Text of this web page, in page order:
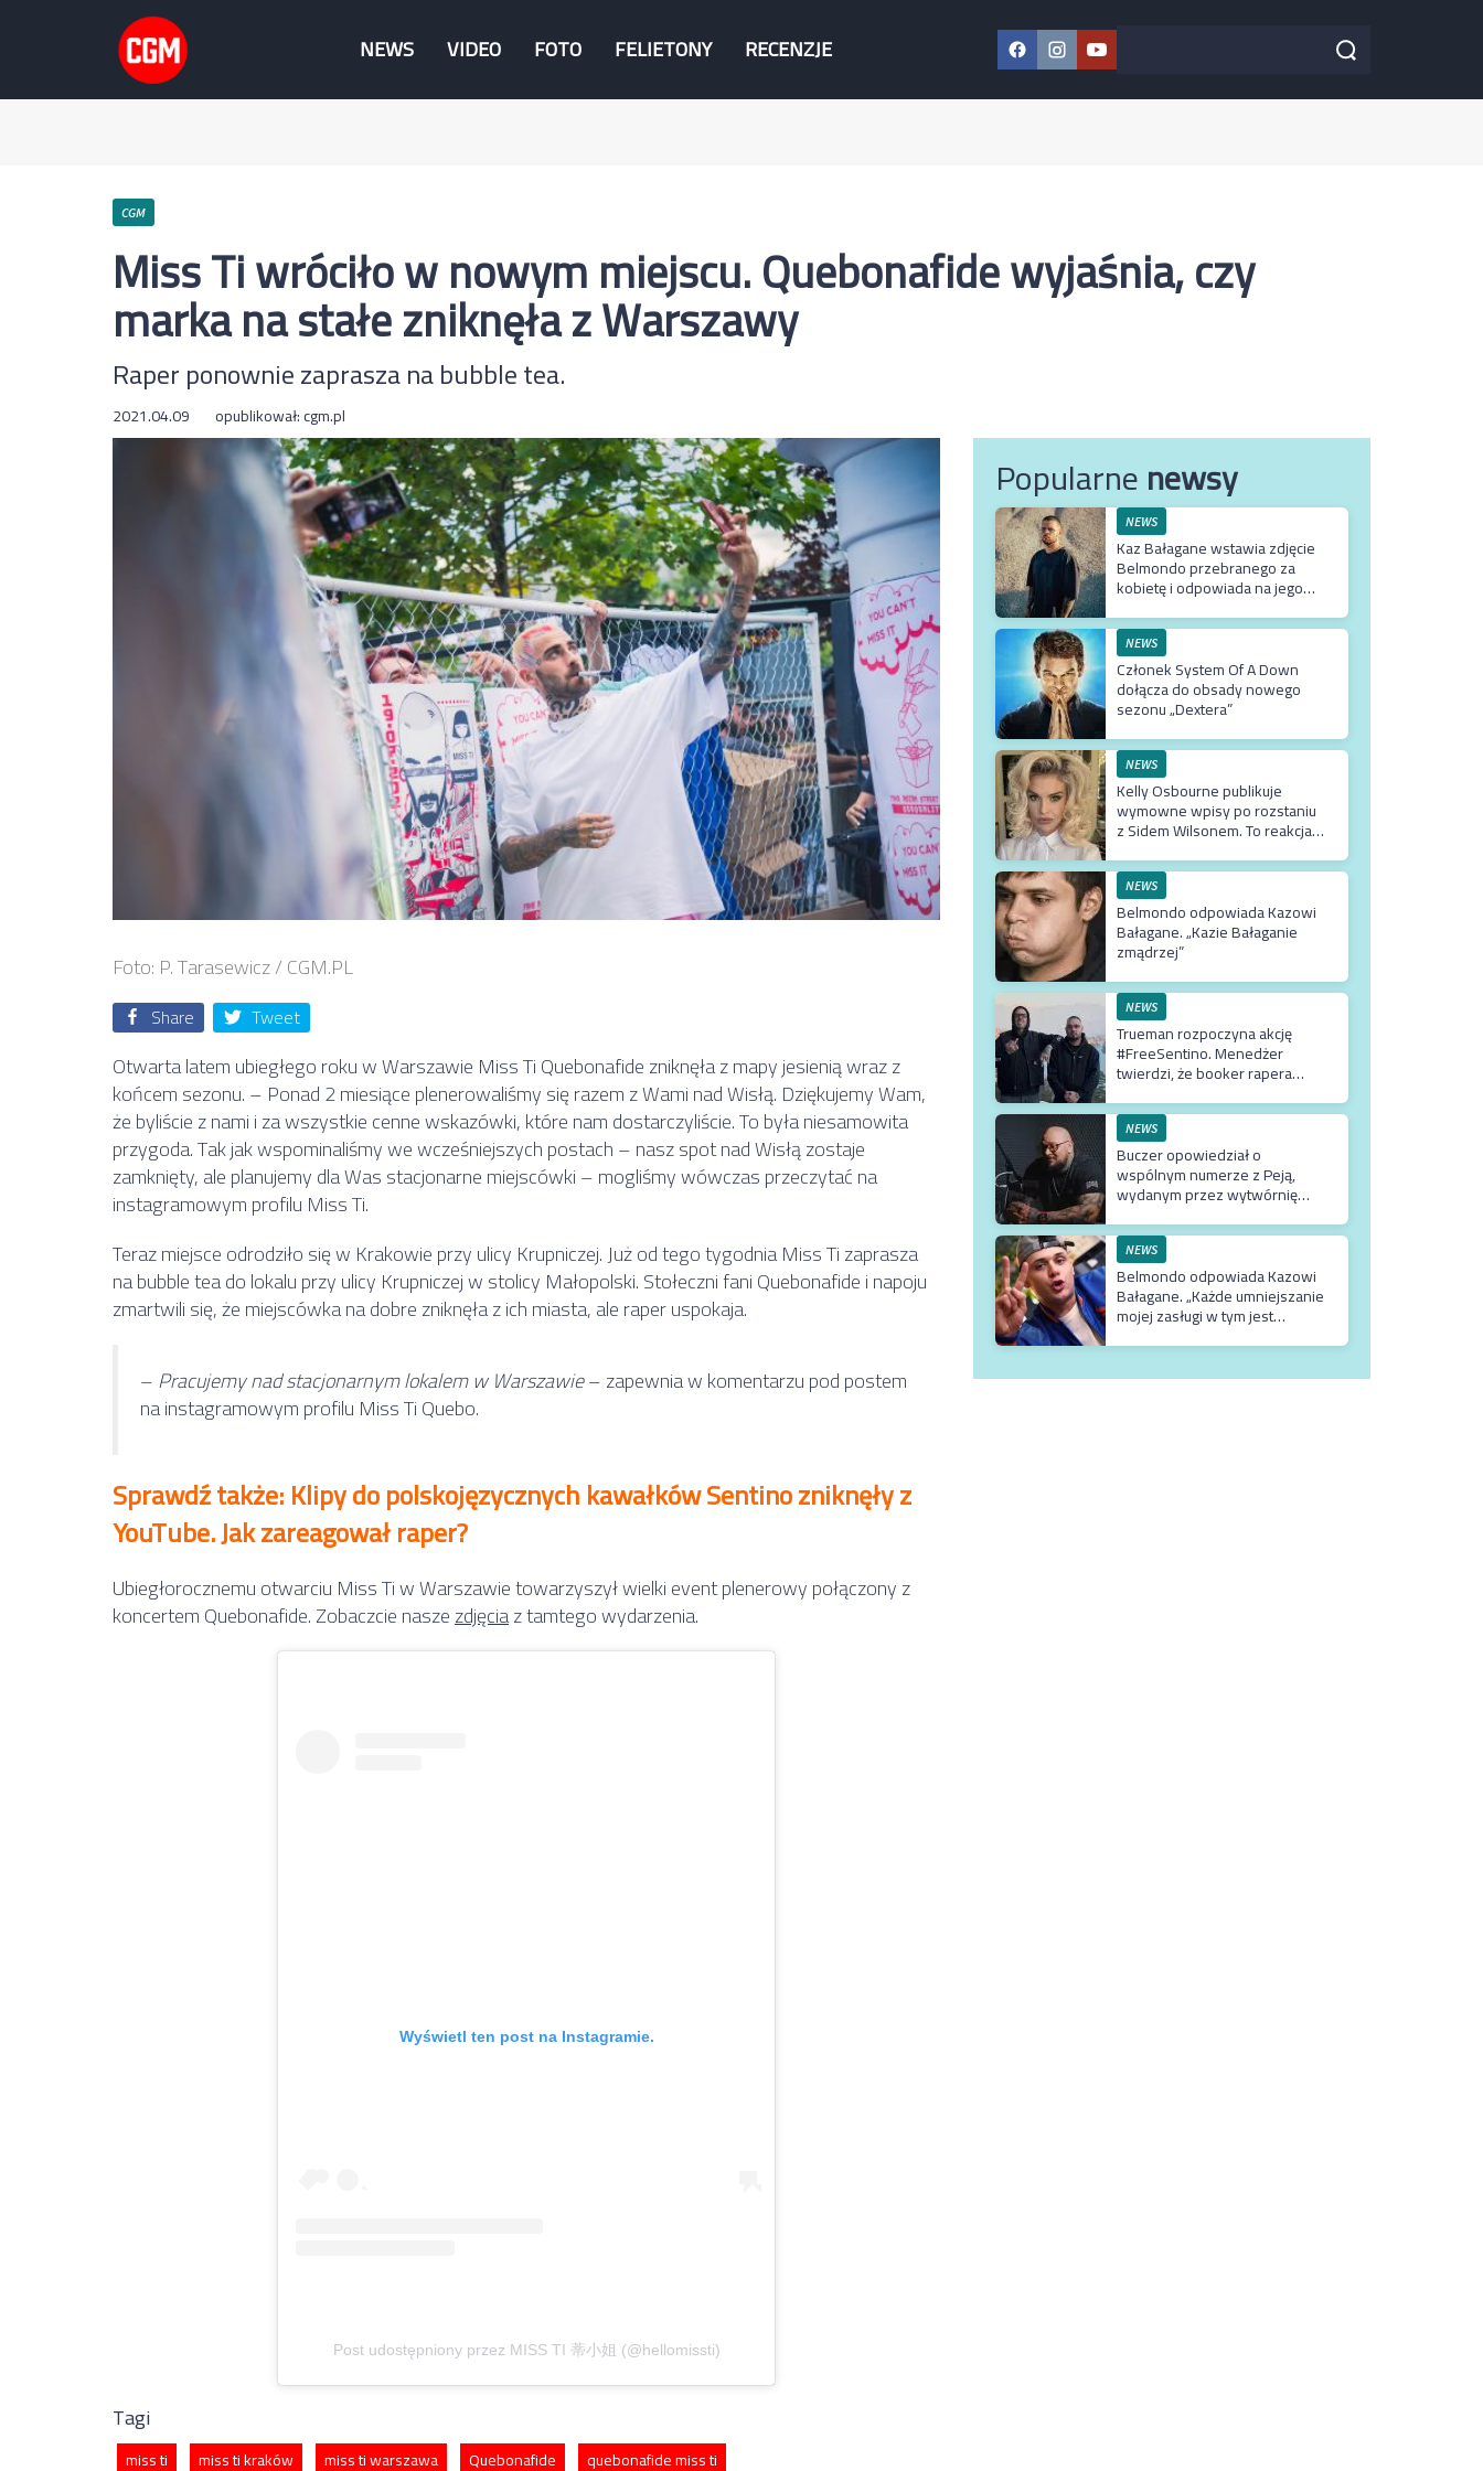
NEWS VIDEO FOTO FELIETONY RECENZJE Facebook
Instagram
YouTube
Szukaj w serwisie Szukaj
CGM
Miss Ti wróciło w nowym miejscu. Quebonafide wyjaśnia, czy
marka na stałe zniknęła z Warszawy
Raper ponownie zaprasza na bubble tea.
2021.04.09 opublikował:cgm.pl
Foto: P. Tarasewicz / CGM.PL
Share Tweet
Otwarta latem ubiegłego roku w Warszawie Miss Ti Quebonafide zniknęła z mapy jesienią wraz z
końcem sezonu. – Ponad 2 miesiące plenerowaliśmy się razem z Wami nad Wisłą. Dziękujemy Wam,
że byliście z nami i za wszystkie cenne wskazówki, które nam dostarczyliście. To była niesamowita
przygoda. Tak jak wspominaliśmy we wcześniejszych postach – nasz spot nad Wisłą zostaje
zamknięty, ale planujemy dla Was stacjonarne miejscówki – mogliśmy wówczas przeczytać na
instagramowym profilu Miss Ti.
Teraz miejsce odrodziło się w Krakowie przy ulicy Krupniczej. Już od tego tygodnia Miss Ti zaprasza
na bubble tea do lokalu przy ulicy Krupniczej w stolicy Małopolski. Stołeczni fani Quebonafide i napoju
zmartwili się, że miejscówka na dobre zniknęła z ich miasta, ale raper uspokaja.
–Pracujemy nad stacjonarnym lokalem w Warszawie– zapewnia w komentarzu pod postem
na instagramowym profilu Miss Ti Quebo.
Sprawdź także: Klipy do polskojęzycznych kawałków Sentino zniknęły z
YouTube. Jak zareagował raper?
Ubiegłorocznemu otwarciu Miss Ti w Warszawie towarzyszył wielki event plenerowy połączony z
koncertem Quebonafide. Zobaczcie naszezdjęciaz tamtego wydarzenia.
Wyświetl ten post na Instagramie.
Post udostępniony przez MISS TI 蒂小姐 (@hellomissti)
Tagi
miss ti miss ti kraków miss ti warszawa Quebonafide quebonafide miss ti
Popularnenewsy
NEWS
Kaz Bałagane wstawia zdjęcie
Belmondo przebranego za
kobietę i odpowiada na jego
NEWS
Członek System Of A Down
dołącza do obsady nowego
sezonu „Dextera”
NEWS
Kelly Osbourne publikuje
wymowne wpisy po rozstaniu
z Sidem Wilsonem. To reakcja
NEWS
Belmondo odpowiada Kazowi
Bałagane. „Kazie Bałaganie
zmądrzej”
NEWS
Trueman rozpoczyna akcję
#FreeSentino. Menedżer
twierdzi, że booker rapera
NEWS
Buczer opowiedział o
wspólnym numerze z Peją,
wydanym przez wytwórnię
dlaczego klip z Rychem zniknął
z kanału Wielkie Joł
NEWS
Belmondo odpowiada Kazowi
Bałagane. „Każde umniejszanie
mojej zasługi w tym jest
wprowadzaniem w błąd
dosłownie milionów